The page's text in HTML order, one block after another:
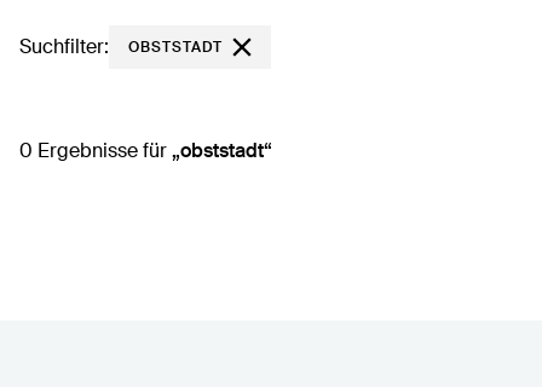
Suchfilter: OBSTSTADT
0 Ergebnisse für obststadt